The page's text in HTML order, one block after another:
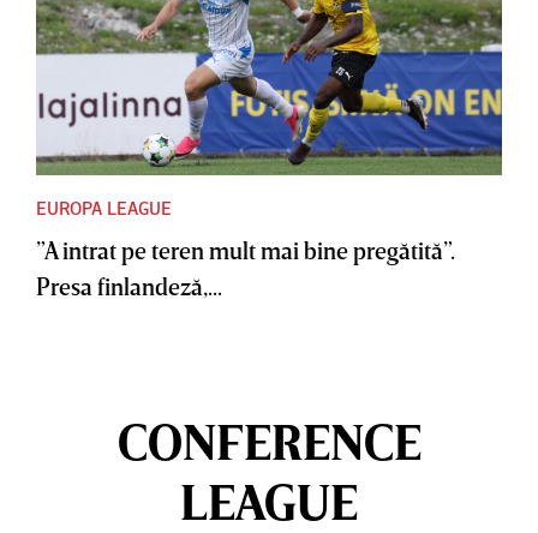
EUROPA LEAGUE
”A intrat pe teren mult mai bine pregătită”.
Presa finlandeză,...
CONFERENCE
LEAGUE